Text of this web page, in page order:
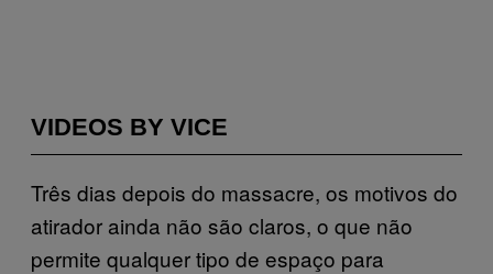
VIDEOS BY VICE
Três dias depois do massacre, os motivos do
atirador ainda não são claros, o que não
permite qualquer tipo de espaço para